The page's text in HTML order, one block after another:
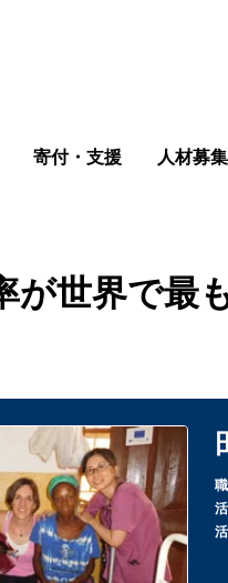
寄付・支援 人材募集
が世界で